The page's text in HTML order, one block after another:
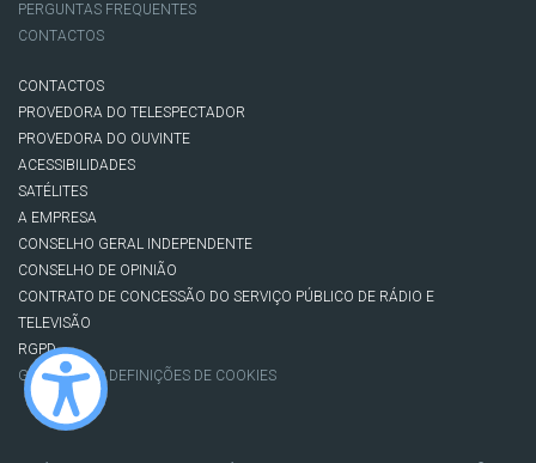
PERGUNTAS FREQUENTES
CONTACTOS
CONTACTOS
PROVEDORA DO TELESPECTADOR
PROVEDORA DO OUVINTE
ACESSIBILIDADES
SATÉLITES
A EMPRESA
CONSELHO GERAL INDEPENDENTE
CONSELHO DE OPINIÃO
CONTRATO DE CONCESSÃO DO SERVIÇO PÚBLICO DE RÁDIO E
TELEVISÃO
RGPD
GESTÃO DAS DEFINIÇÕES DE COOKIES